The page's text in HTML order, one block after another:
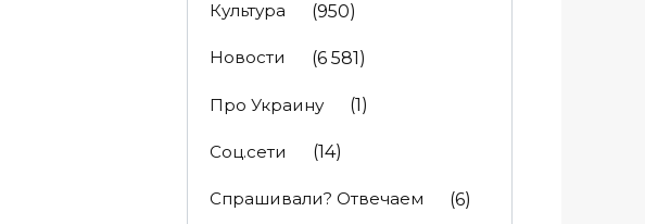
Культура (950)
Новости (6 581)
Про Украину (1)
Соц.сети (14)
Спрашивали? Отвечаем (6)